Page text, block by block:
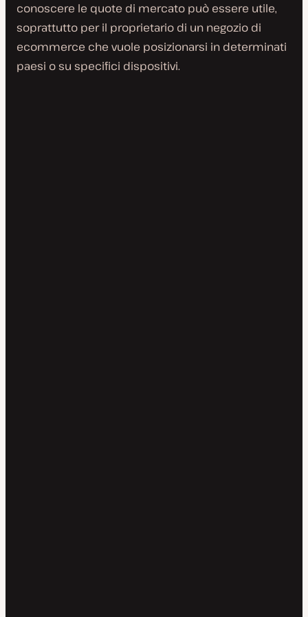
conoscere le quote di mercato può essere utile,
soprattutto per il proprietario di un negozio di
ecommerce che vuole posizionarsi in determinati
paesi o su specifici dispositivi.